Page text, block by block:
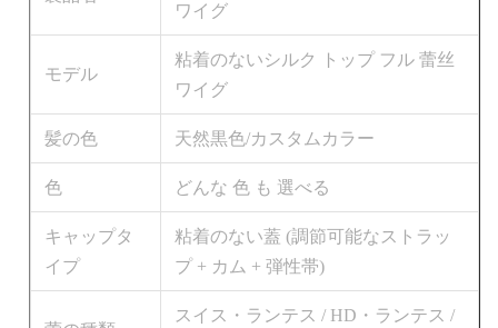
ワイグ
モデル
粘着のないシルク トップ フル 蕾丝
ワイグ
髪の色 天然黒色/カスタムカラー
色 どんな 色 も 選べる
キャップタ
イプ
粘着のない蓋 (調節可能なストラッ
プ + カム + 弾性帯)
スイス・ランテス / HD・ランテス /